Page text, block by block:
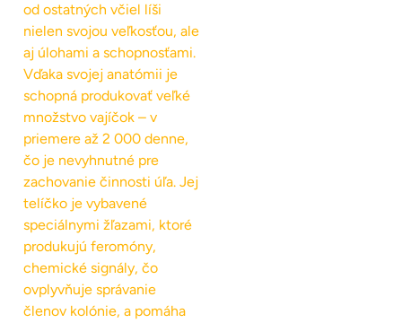
od ostatných včiel líši
nielen svojou veľkosťou, ale
aj úlohami a schopnosťami.
Vďaka svojej anatómii je
schopná produkovať veľké
množstvo vajíčok – v
priemere až 2 000 denne,
čo je nevyhnutné pre
zachovanie činnosti úľa. Jej
telíčko je vybavené
speciálnymi žľazami, ktoré
produkujú feromóny,
chemické signály, čo
ovplyvňuje správanie
členov kolónie, a pomáha